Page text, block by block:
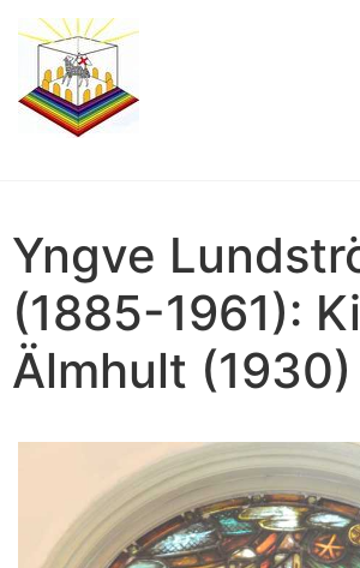
Yngve
(1885-1961):
Älmhult (1930)